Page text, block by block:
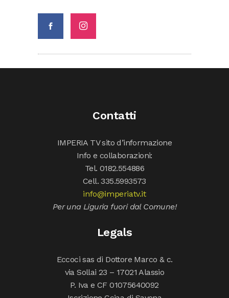
Contatti
IMPERIA TV sito d’informazione
Info e collaborazioni:
Tel. 0182.554886
Cell. 335.5993573
info@imperiatv.it
Per una Liguria fuori dal Comune!
Legals
Eccoci sas di Dottore Marco & c.
via Sollai 23 – 17021 Alassio
P. Iva e CF 01075640092